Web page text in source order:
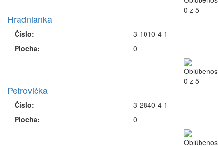
Hradnianka
Číslo:
Plocha:
3-1010-4-1
0
Petrovička
Číslo:
Plocha:
3-2840-4-1
0